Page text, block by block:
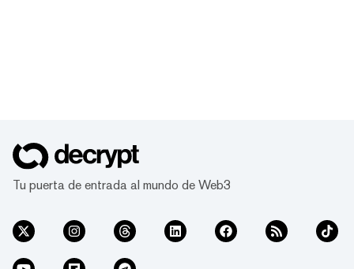
Tu puerta de entrada al mundo de Web3